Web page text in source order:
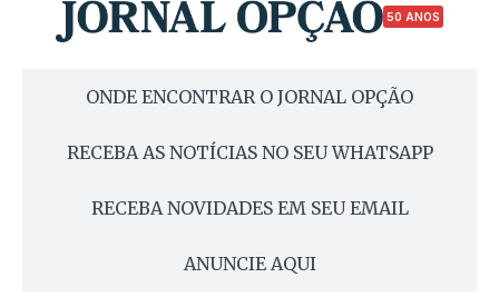
50 ANOS
ONDE ENCONTRAR O JORNAL OPÇÃO
RECEBA AS NOTÍCIAS NO SEU WHATSAPP
RECEBA NOVIDADES EM SEU EMAIL
ANUNCIE AQUI